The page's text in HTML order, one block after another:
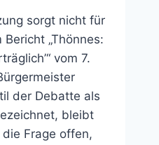
sorgt nicht für
„Thönnes:
vom 7.
der Debatte als
bleibt
Frage offen,